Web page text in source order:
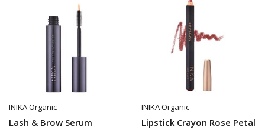
INIKA Organic
Lash & Brow Serum
INIKA Organic
Lipstick Crayon Rose Petal